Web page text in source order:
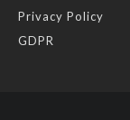
Privacy Policy
GDPR